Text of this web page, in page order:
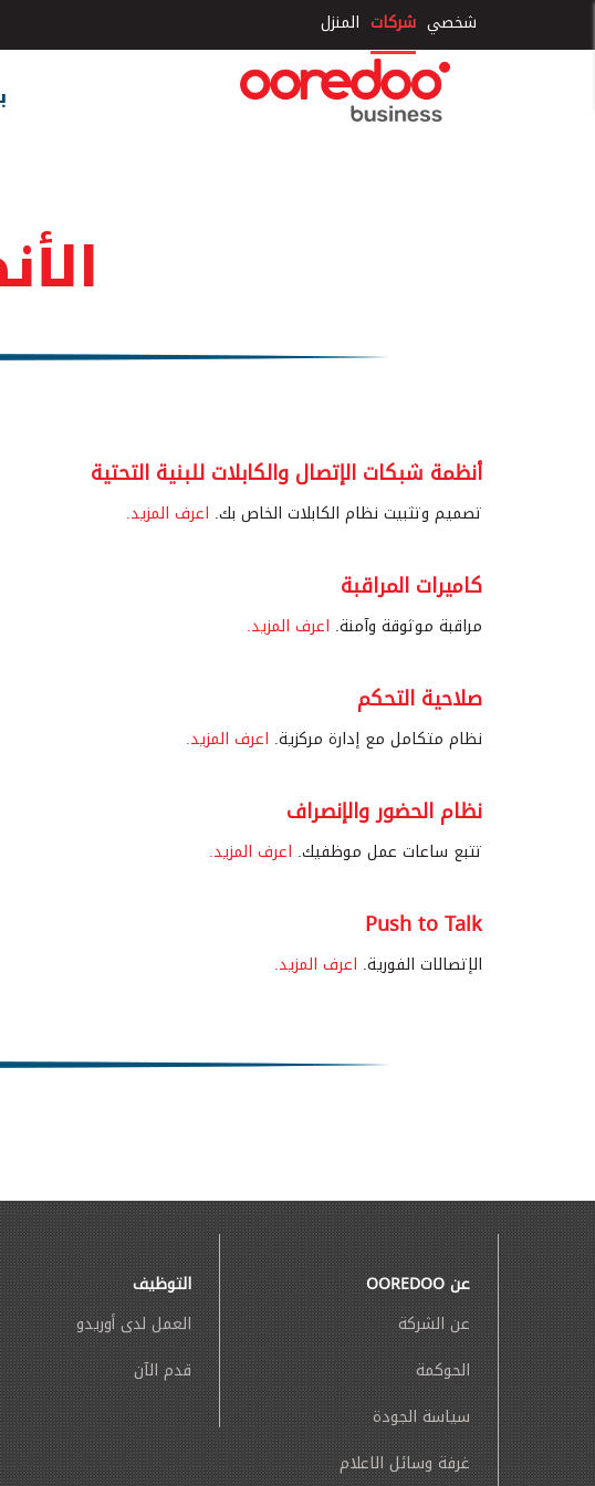
شخصي شركات المنزل ×
أنظمة شبكات الإتصال والكابلات للبنية التحتية
تصميم وتثبيت نظام الكابلات الخاص بك. اعرف المزيد.
كاميرات المراقبة
مراقبة موثوقة وآمنة. اعرف المزيد.
صلاحية التحكم
نظام متكامل مع إدارة مركزية. اعرف المزيد.
نظام الحضور والإنصراف
تتبع ساعات عمل موظفيك. اعرف المزيد.
Push to Talk
الإتصالات الفورية. اعرف المزيد.
عن OOREDOO
عن الشركة
الحوكمة
سياسة الجودة
غرفة وسائل الاعلام
التوظيف
العمل لدى أوريدو
قدم الآن